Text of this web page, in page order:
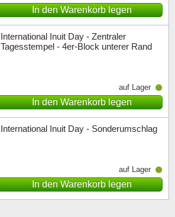
In den Warenkorb legen
International Inuit Day - Zentraler
Tagesstempel - 4er-Block unterer Rand
auf Lager
In den Warenkorb legen
International Inuit Day - Sonderumschlag
auf Lager
In den Warenkorb legen